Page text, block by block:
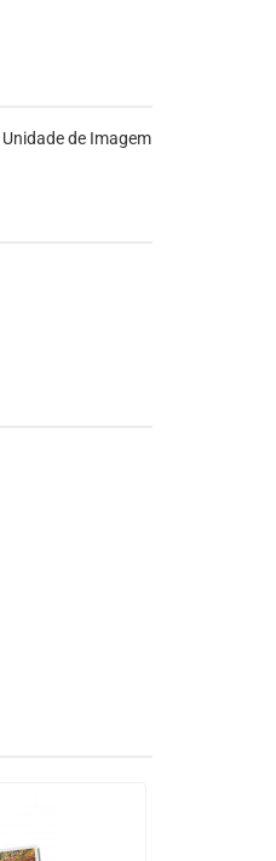
de Imagem